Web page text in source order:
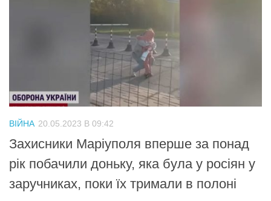
ВІЙНА 20.05.2023 В 09:42
Захисники Маріуполя вперше за понад
рік побачили доньку, яка була у росіян у
заручниках, поки їх тримали в полоні